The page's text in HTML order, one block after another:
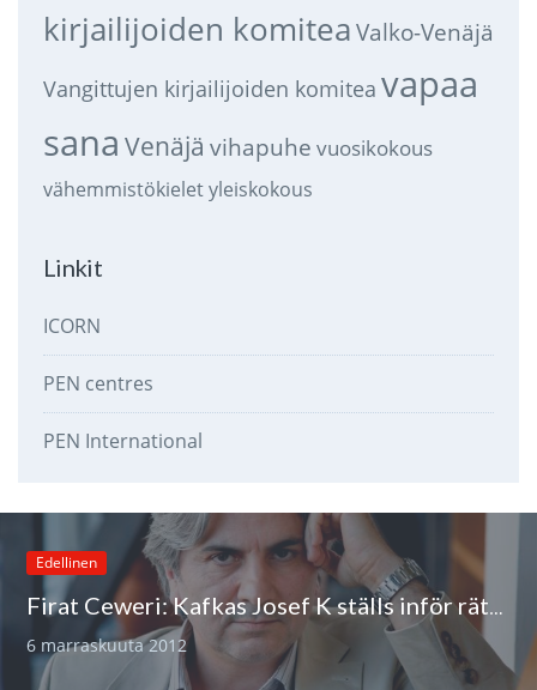
kirjailijoiden komitea Valko-Venäjä
Vangittujen kirjailijoiden komitea vapaa
sana Venäjä vihapuhe vuosikokous
vähemmistökieletyleiskokous
Linkit
ICORN
PEN centres
PEN International
Edellinen
Firat Ceweri: Kafkas Josef K ställs inför rätta i Diyarbakir
6 marraskuuta 2012